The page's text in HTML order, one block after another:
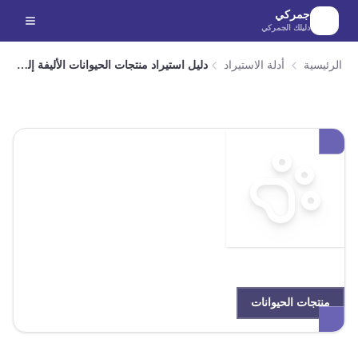
الانتقال إلى المحتوى الرئيسي
جمركي
دليلك الجمركي
الرئيسية أدلة الاستيراد دليل استيراد منتجات الحيوانات الأليفة إلى مصر
منتجات الحيوانات